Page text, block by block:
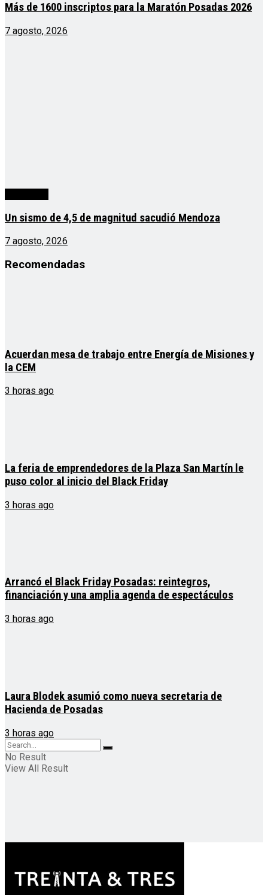
Más de 1600 inscriptos para la Maratón Posadas 2026
7 agosto, 2026
Un sismo de 4,5 de magnitud sacudió Mendoza
7 agosto, 2026
Recomendadas
Acuerdan mesa de trabajo entre Energía de Misiones y
la CEM
3 horas ago
La feria de emprendedores de la Plaza San Martín le
puso color al inicio del Black Friday
3 horas ago
Arrancó el Black Friday Posadas: reintegros,
financiación y una amplia agenda de espectáculos
3 horas ago
Laura Blodek asumió como nueva secretaria de
Hacienda de Posadas
3 horas ago
No Result
View All Result